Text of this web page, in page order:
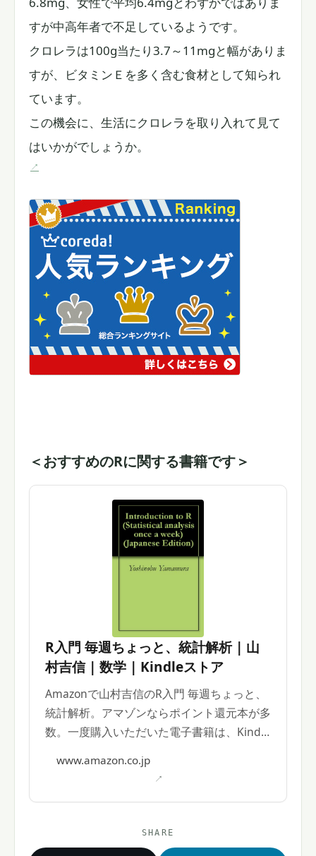
すが中高年者で不足しているようです。
クロレラは100g当たり3.7～11mgと幅がありま
すが、ビタミンＥを多く含む食材として知られ
ています。
この機会に、生活にクロレラを取り入れて見て
はいかがでしょうか。
＜おすすめのRに関する書籍です＞
R入門 毎週ちょっと、統計解析 | 山
村吉信 | 数学 | Kindleストア
Amazonで山村吉信のR入門 毎週ちょっと、
統計解析。アマゾンならポイント還元本が多
数。一度購入いただいた電子書籍は、Kindle
トなど、様々な端末でもお楽しみいただけま
www.amazon.co.jp
SHARE